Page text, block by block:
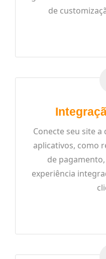
de
Conecte seu site
aplicativos, como
de
experiência